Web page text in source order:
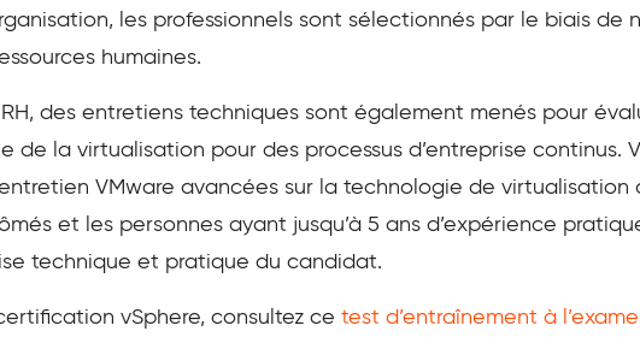
les professionnels sont sélectionnés par le biais de
humaines.
des entretiens techniques sont également menés pour
de la virtualisation pour des processus d’entreprise continus.
VMware avancées sur la technologie de virtualisation
et les personnes ayant jusqu’à 5 ans d’expérience
technique et pratique du candidat.
vSphere, consultez ce test d’entraînement à